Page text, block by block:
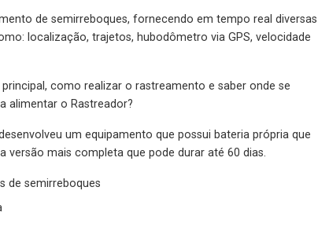
de semirreboques, fornecendo em tempo real diversas
localização, trajetos, hubodômetro via GPS, velocidade
como realizar o rastreamento e saber onde se
alimentar o Rastreador?
um equipamento que possui bateria própria que
versão mais completa que pode durar até 60 dias.
semirreboques